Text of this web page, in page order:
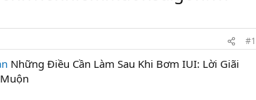
#1
Những Điều Cần Làm Sau Khi Bơm IUI: Lời Giãi